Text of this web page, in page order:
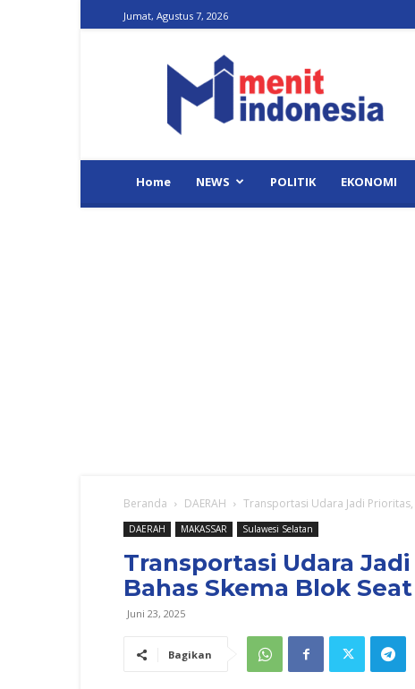
Jumat, Agustus 7, 2026
Indonesia
Home NEWS POLITIK EKONOMI
Beranda DAERAH Transportasi Udara Jadi Prioritas,
DAERAH MAKASSAR Sulawesi Selatan
Transportasi Udara
Bahas Skema Blok Seat
Juni 23, 2025
Bagikan